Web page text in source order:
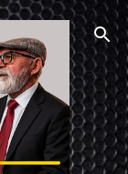
o conteúdo